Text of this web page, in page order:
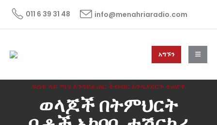
011 6 39 31 48 info@menahriaradio.com
አግኙን
ፍሰቱ ላይ ጫና እንዳይፈጠር ትብብር እንዲያደርጉ ተጠየቀ
ወላጆች በትምህርት